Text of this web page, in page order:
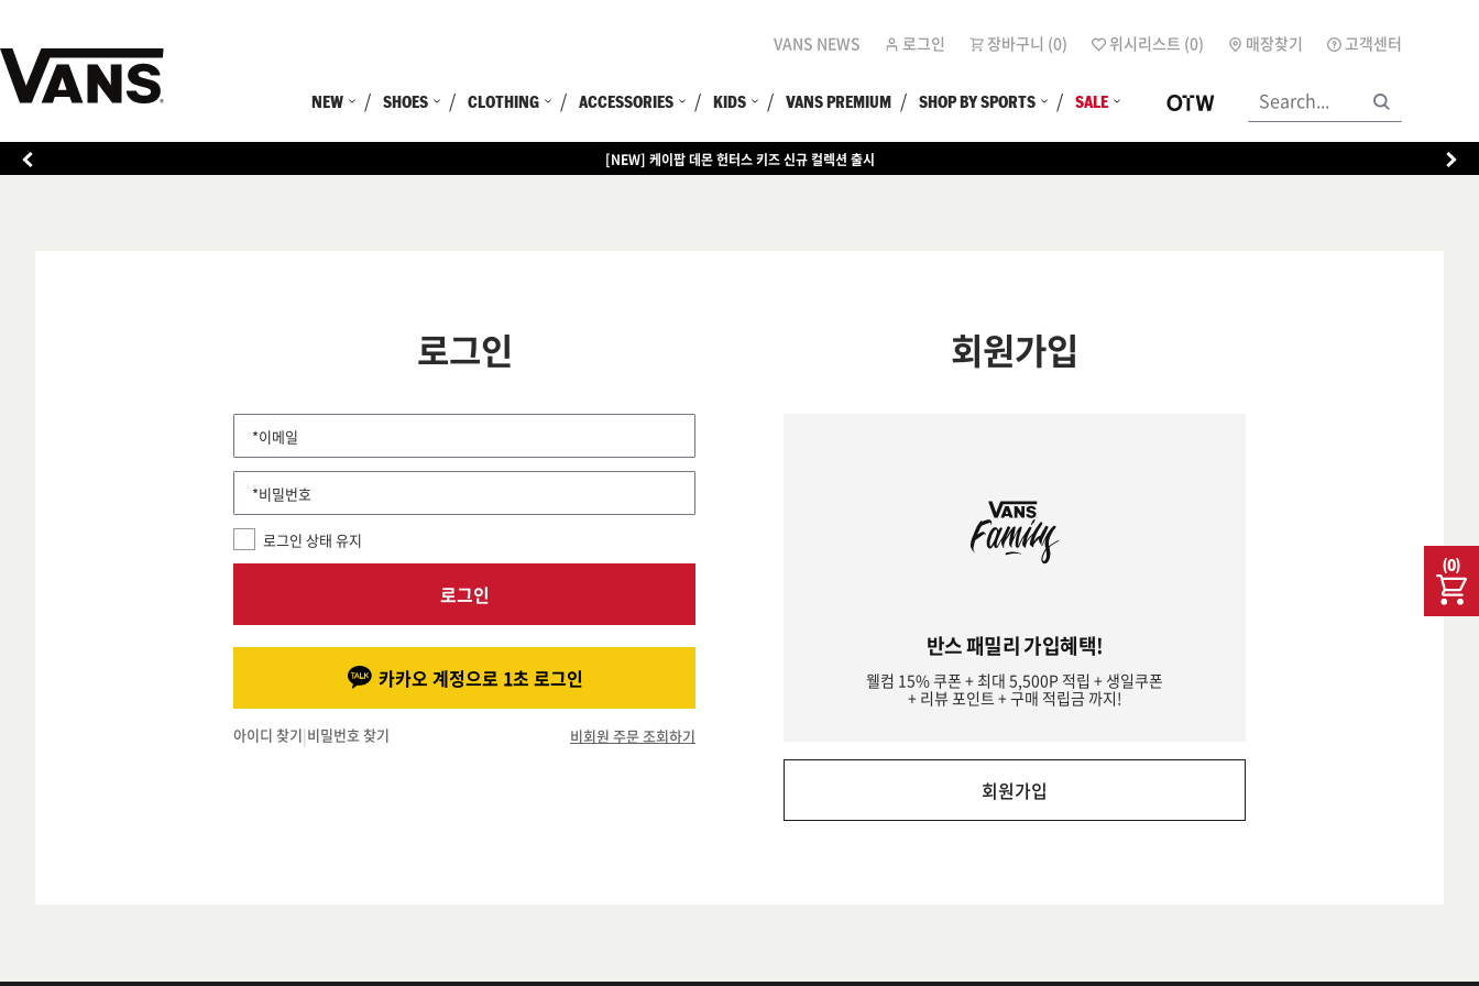
VANS NEWS 로그인 장바구니 (0) 위시리스트 (0) 매장찾기 고객센터
NEW SHOES CLOTHING ACCESSORIES KIDS VANS PREMIUM SHOP BY SPORTS SALE
(0)
[NEW] 케이팝 데몬 헌터스 키즈 신규 컬렉션 출시
로그인
*이메일
*비밀번호
로그인 상태 유지
로그인
카카오 계정으로 1초 로그인
아이디 찾기|비밀번호 찾기 비회원 주문 조회하기
회원가입
반스 패밀리 가입혜택!
웰컴 15% 쿠폰 + 최대 5,500P 적립 + 생일쿠폰
+ 리뷰 포인트 + 구매 적립금 까지!
회원가입